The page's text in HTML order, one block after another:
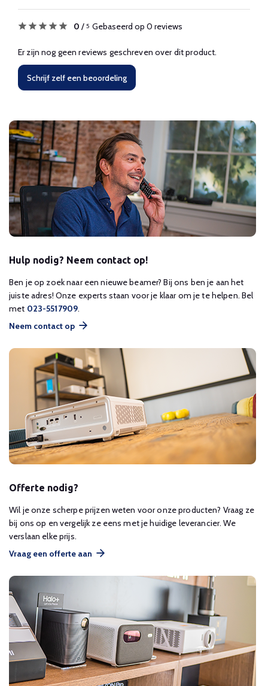
0 / 5 Gebaseerd op 0 reviews
Er zijn nog geen reviews geschreven over dit product.
Schrijf zelf een beoordeling
Hulp nodig? Neem contact op!
Ben je op zoek naar een nieuwe beamer? Bij ons ben je aan het
juiste adres! Onze experts staan voor je klaar om je te helpen. Bel
met 023-5517909.
Neem contact op
Offerte nodig?
Wil je onze scherpe prijzen weten voor onze producten? Vraag ze
bij ons op en vergelijk ze eens met je huidige leverancier. We
verslaan elke prijs.
Vraag een offerte aan